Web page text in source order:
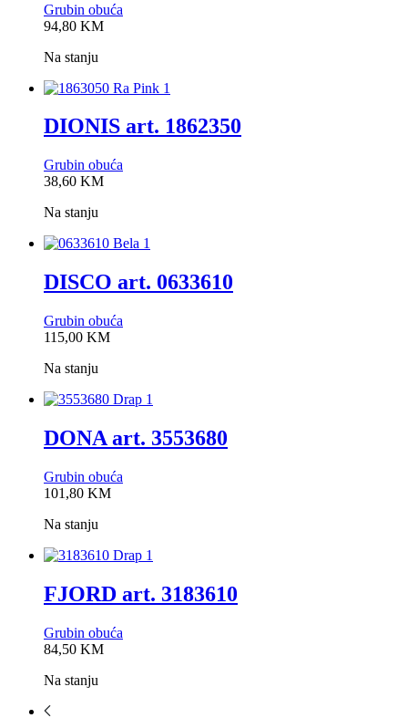
Grubin obuća
0,0
94,80 KM
Na stanju
DIONIS art. 1862350
Grubin obuća
0,0
38,60 KM
Na stanju
DISCO art. 0633610
Grubin obuća
0,0
115,00 KM
Na stanju
DONA art. 3553680
Grubin obuća
0,0
101,80 KM
Na stanju
FJORD art. 3183610
Grubin obuća
0,0
84,50 KM
Na stanju